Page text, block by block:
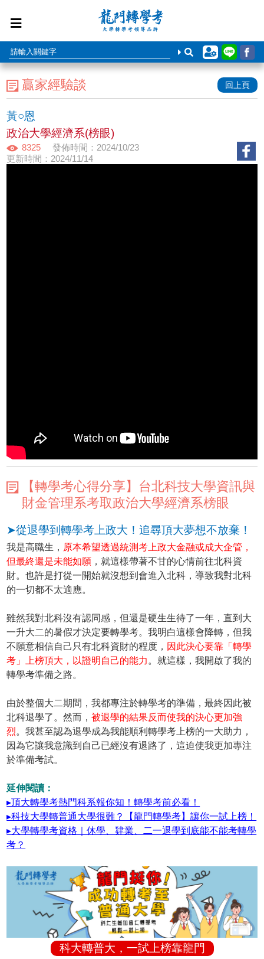
贏家經驗談 回上頁
黃○恩
政治大學經濟系(榜眼)
8325
發佈時間：2024/10/23
更新時間：2024/11/14
【轉學考心得分享】台北科技大學資訊與
財金管理系考取政治大學經濟系榜眼
➤從退學到轉學考上政大！追尋頂大夢想不放棄！
我是高職生， 原本希望透過統測考上政大金融或成大企管，
但最終還是未能如願 ，就這樣帶著不甘的心情前往北科資
財。也許是打從一開始就沒想到會進入北科，導致我對北科
的一切都不太適應。
雖然我對北科沒有認同感，但還是硬生生待了一年，直到大
一升大二的暑假才決定要轉學考。我明白這樣會降轉，但我
不願意相信自己只有北科資財的程度， 因此決心要靠「轉學
考」上榜頂大，以證明自己的能力 。就這樣，我開啟了我的
轉學考準備之路。
由於整個大二期間，我都專注於轉學考的準備，最終因此被
北科退學了。然而，被退學的結果反而使我的決心更加強
烈。我甚至認為退學成為我能順利轉學考上榜的一大助力，
因為它讓我意識到自己已經沒有退路了，這迫使我更加專注
於準備考試。
延伸閱讀：
▸頂大轉學考熱門科系報你知！轉學考前必看！
▸科技大學轉普通大學很難？【龍門轉學考】讓你一試上榜！
▸大學轉學考資格｜休學、肄業、二一退學到底能不能考轉學
考？
科大轉普大，一試上榜靠龍門